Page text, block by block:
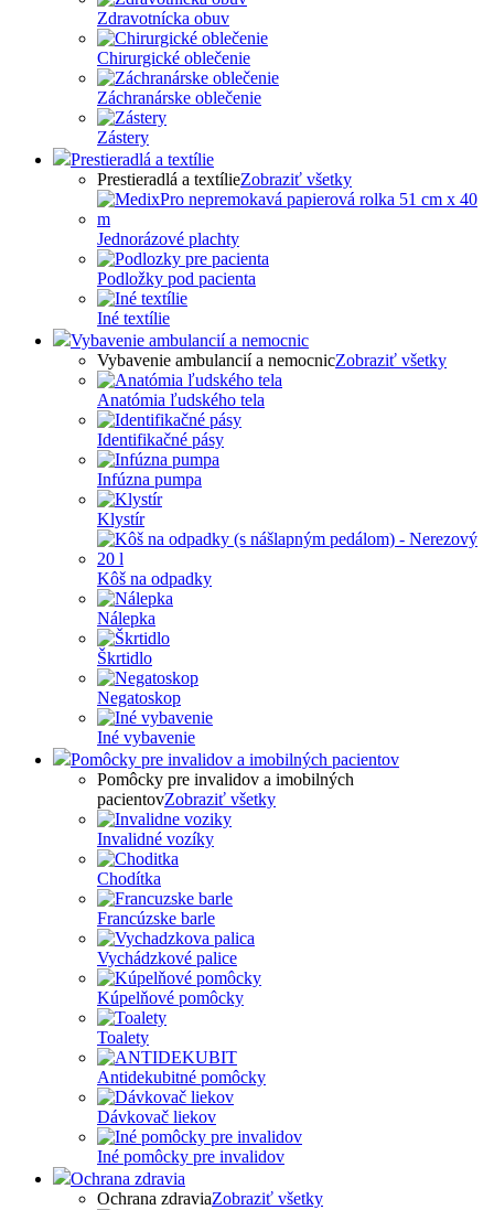
Zdravotnícka obuv
Chirurgické oblečenie
Záchranárske oblečenie
Zástery
Prestieradlá a textílie
Prestieradlá a textílieZobraziť všetky
Jednorázové plachty
Podložky pod pacienta
Iné textílie
Vybavenie ambulancií a nemocnic
Vybavenie ambulancií a nemocnicZobraziť všetky
Anatómia ľudského tela
Identifikačné pásy
Infúzna pumpa
Klystír
Kôš na odpadky
Nálepka
Škrtidlo
Negatoskop
Iné vybavenie
Pomôcky pre invalidov a imobilných pacientov
Pomôcky pre invalidov a imobilných
pacientovZobraziť všetky
Invalidné vozíky
Chodítka
Francúzske barle
Vychádzkové palice
Kúpelňové pomôcky
Toalety
Antidekubitné pomôcky
Dávkovač liekov
Iné pomôcky pre invalidov
Ochrana zdravia
Ochrana zdraviaZobraziť všetky